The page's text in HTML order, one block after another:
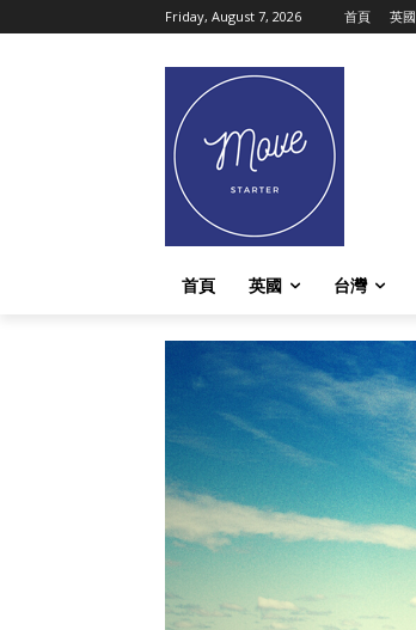
Friday, August 7, 2026 首頁 英國
首頁 英國 台灣